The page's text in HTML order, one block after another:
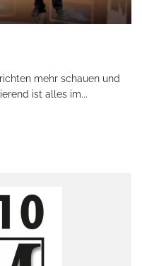
mehr schauen und
ist alles im...